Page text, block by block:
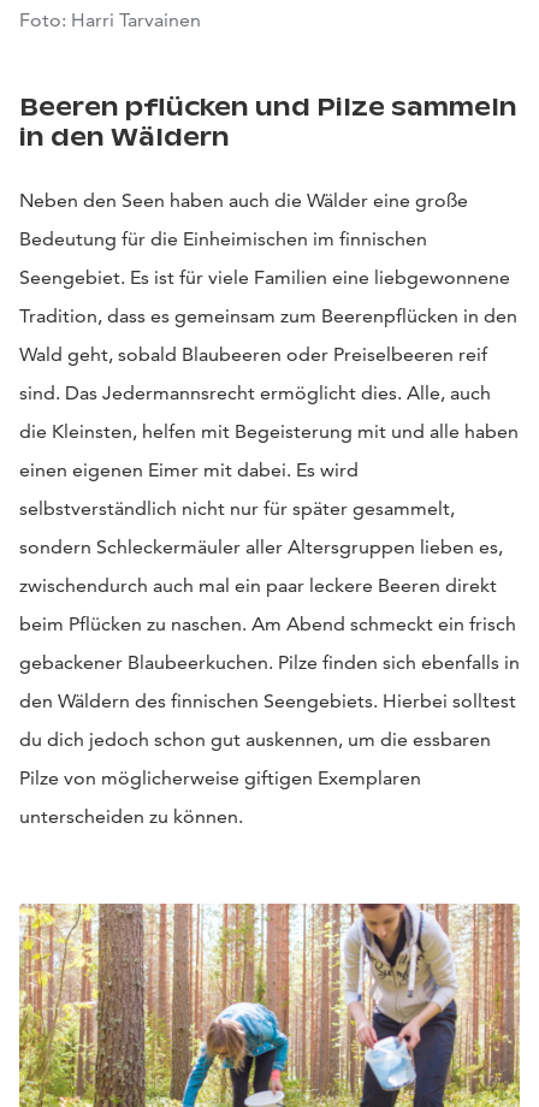
Foto: Harri Tarvainen
Beeren pflücken und Pilze sammeln
in den Wäldern
Neben den Seen haben auch die Wälder eine große
Bedeutung für die Einheimischen im finnischen
Seengebiet. Es ist für viele Familien eine liebgewonnene
Tradition, dass es gemeinsam zum Beerenpflücken in den
Wald geht, sobald Blaubeeren oder Preiselbeeren reif
sind. Das Jedermannsrecht ermöglicht dies. Alle, auch
die Kleinsten, helfen mit Begeisterung mit und alle haben
einen eigenen Eimer mit dabei. Es wird
selbstverständlich nicht nur für später gesammelt,
sondern Schleckermäuler aller Altersgruppen lieben es,
zwischendurch auch mal ein paar leckere Beeren direkt
beim Pflücken zu naschen. Am Abend schmeckt ein frisch
gebackener Blaubeerkuchen. Pilze finden sich ebenfalls in
den Wäldern des finnischen Seengebiets. Hierbei solltest
du dich jedoch schon gut auskennen, um die essbaren
Pilze von möglicherweise giftigen Exemplaren
unterscheiden zu können.